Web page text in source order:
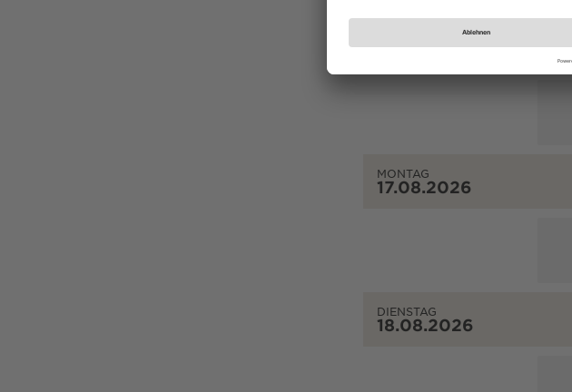
16.08.2026
MONTAG
17.08.2026
DIENSTAG
18.08.2026